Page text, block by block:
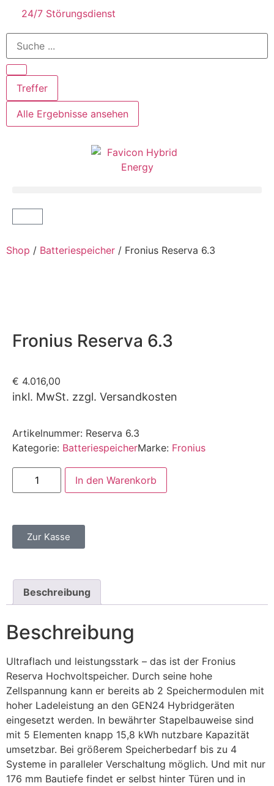
24/7 Störungsdienst
Treffer
Alle Ergebnisse ansehen
Shop / Batteriespeicher / Fronius Reserva 6.3
Fronius Reserva 6.3
€ 4.016,00
inkl. MwSt. zzgl. Versandkosten
Artikelnummer: Reserva 6.3
Kategorie: BatteriespeicherMarke: Fronius
In den Warenkorb
Zur Kasse
Beschreibung
Beschreibung
Ultraflach und leistungsstark – das ist der Fronius
Reserva Hochvoltspeicher. Durch seine hohe
Zellspannung kann er bereits ab 2 Speichermodulen mit
hoher Ladeleistung an den GEN24 Hybridgeräten
eingesetzt werden. In bewährter Stapelbauweise sind
mit 5 Elementen knapp 15,8 kWh nutzbare Kapazität
umsetzbar. Bei größerem Speicherbedarf bis zu 4
Systeme in paralleler Verschaltung möglich. Und mit nur
176 mm Bautiefe findet er selbst hinter Türen und in